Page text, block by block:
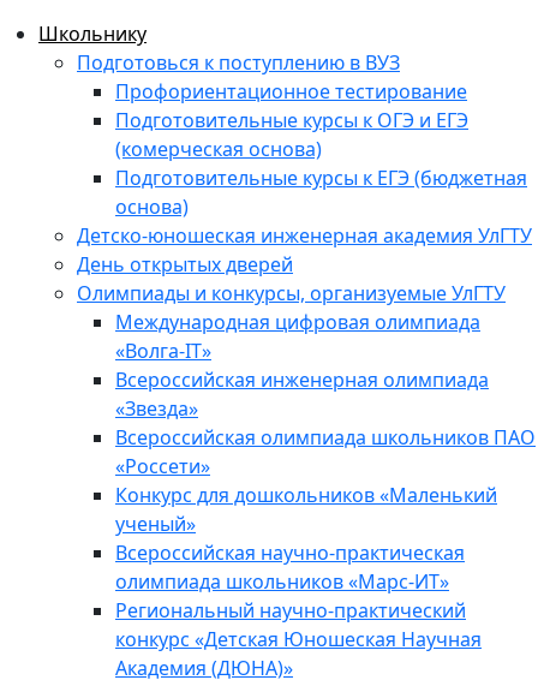
Школьнику
Подготовься к поступлению в ВУЗ
Профориентационное тестирование
Подготовительные курсы к ОГЭ и ЕГЭ
(комерческая основа)
Подготовительные курсы к ЕГЭ (бюджетная
основа)
Детско-юношеская инженерная академия УлГТУ
День открытых дверей
Олимпиады и конкурсы, организуемые УлГТУ
Международная цифровая олимпиада
«Волга-IT»
Всероссийская инженерная олимпиада
«Звезда»
Всероссийская олимпиада школьников ПАО
«Россети»
Конкурс для дошкольников «Маленький
ученый»
Всероссийская научно-практическая
олимпиада школьников «Марс-ИТ»
Региональный научно-практический
конкурс «Детская Юношеская Научная
Академия (ДЮНА)»